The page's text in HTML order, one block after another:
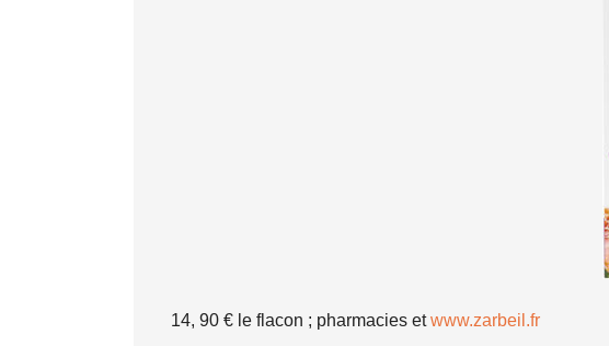
14, 90 € le flacon ; pharmacies etwww.zarbeil.fr